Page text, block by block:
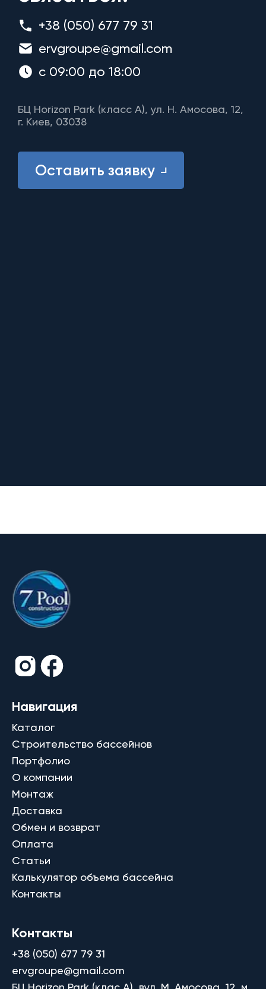
+38 (050) 677 79 31
ervgroupe@gmail.com
с 09:00 до 18:00
БЦ Horizon Park (класс A), ул. Н. Амосова, 12,
г. Киев, 03038
Оставить заявку
Навигация
Каталог
Строительство бассейнов
Портфолио
О компании
Монтаж
Доставка
Обмен и возврат
Оплата
Статьи
Калькулятор объема бассейна
Контакты
Контакты
+38 (050) 677 79 31
ervgroupe@gmail.com